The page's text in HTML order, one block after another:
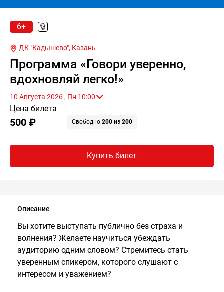
6+
ДК "Кадышево", Казань
Программа «Говори уверенно,
вдохновляй легко!»
10 Августа 2026 , Пн 10:00
Цена билета
500 ₽ Свободно 200 из 200
Купить билет
Описание
Вы хотите выступать публично без страха и
волнения? Желаете научиться убеждать
аудиторию одним словом? Стремитесь стать
уверенным спикером, которого слушают с
интересом и уважением?